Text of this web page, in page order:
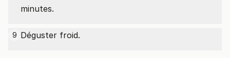
minutes.
9 Déguster froid.